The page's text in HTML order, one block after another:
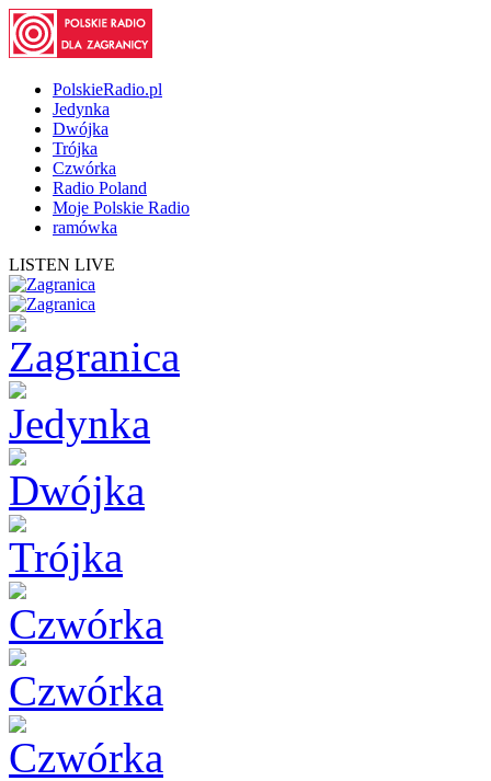
PolskieRadio.pl
Jedynka
Dwójka
Trójka
Czwórka
Radio Poland
Moje Polskie Radio
ramówka
LISTEN LIVE